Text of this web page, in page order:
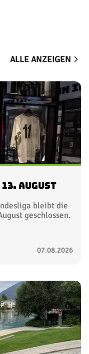
ALLE ANZEIGEN
August
bleibt die
geschlossen.
07.08.2026